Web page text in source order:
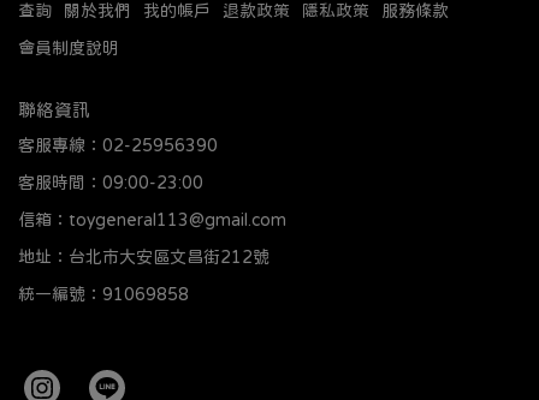
查詢 關於我們 我的帳戶 退款政策 隱私政策
服務條款
會員制度說明
聯絡資訊
客服專線：02-25956390
客服時間：09:00-23:00
信箱：toygeneral113@gmail.com
地址：台北市大安區文昌街212號
統一編號：91069858